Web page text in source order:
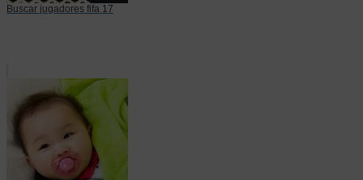
Buscar jugadores fifa 17